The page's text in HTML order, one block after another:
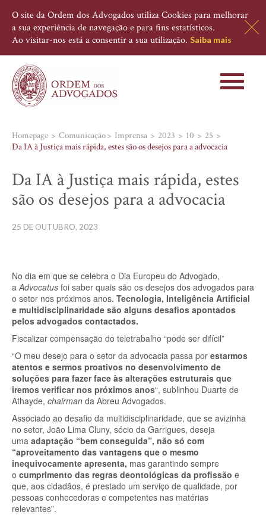
O site da Ordem dos Advogados utiliza Cookies para melhorar
a sua experiência de navegação e para fins estatísticos.
Ao visitar-nos está a consentir a sua utilização. Saiba mais
Toggle
Homepage Comunicação Imprensa 2023 10
25
Da IA à Justiça mais rápida, estes são os desejos para a advocacia
Da IA à Justiça mais rápida, estes
são os desejos para a advocacia
25 DE OUTUBRO, 2023
No dia em que se celebra o Dia Europeu do Advogado,
aAdvocatus foi saber quais são os desejos dos advogados para
o setor nos próximos anos. Tecnologia, Inteligência Artificial
e multidisciplinaridade são alguns desafios apontados
pelos advogados contactados.
Fiscalizar compensação do teletrabalho “pode ser difícil”
“O meu desejo para o setor da advocacia passa por estarmos
atentos e sermos proativos no desenvolvimento de
soluções para fazer face às alterações estruturais que
iremos verificar nos próximos anos“, sublinhou Duarte de
Athayde, chairman da Abreu Advogados.
Associado ao desafio da multidisciplinaridade, que se avizinha
no setor, João Lima Cluny, sócio da Garrigues, deseja
uma adaptação “bem conseguida”, não só com
“aproveitamento das vantagens que o mesmo
inequivocamente apresenta, mas garantindo sempre
o cumprimento das regras deontológicas da profissão e
que, aos cidadãos, é prestado um serviço de qualidade, por
pessoas conhecedoras e competentes nas matérias
relevantes”.